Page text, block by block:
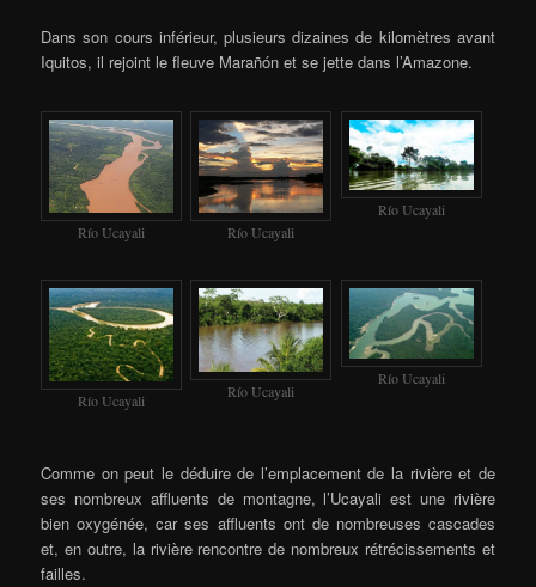
Dans son cours inférieur, plusieurs dizaines de kilomètres avant
Iquitos, il rejoint le fleuve Marañón et se jette dans l’Amazone.
Río Ucayali Río Ucayali
Río Ucayali
Río Ucayali Río Ucayali
Río Ucayali
Comme on peut le déduire de l’emplacement de la rivière et de
ses nombreux affluents de montagne, l’Ucayali est une rivière
bien oxygénée, car ses affluents ont de nombreuses cascades
et, en outre, la rivière rencontre de nombreux rétrécissements et
failles.